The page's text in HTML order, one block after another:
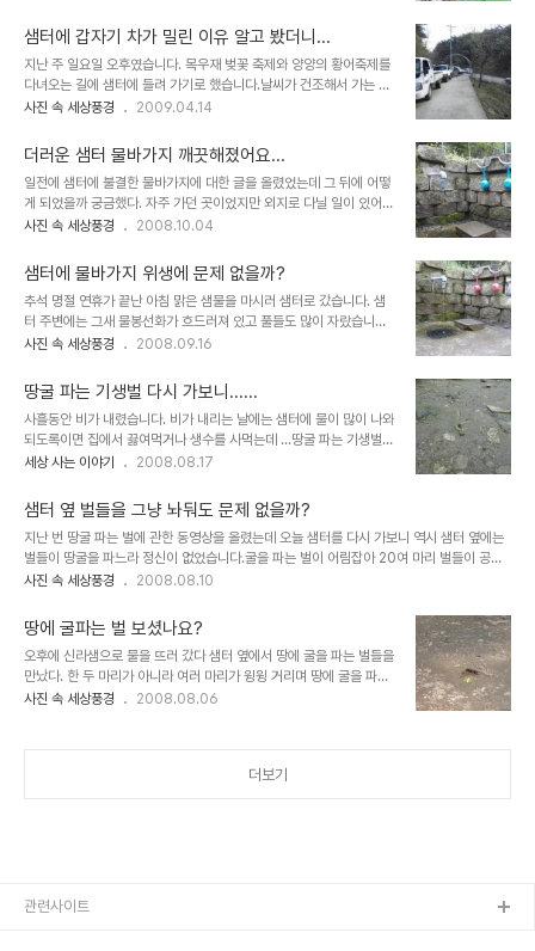
니 할머니가 들기름을 꺼..
길고 상체가 커서 늘 다리에 무리를 느끼곤 합니다. 그래서 무리하게
운동을 하지는 않지만 지속적으로 걸으려고 노력을 하고 있습니다. 오
늘은 곧 장마가 올 것이라는 소식에 아침 일찍 샘터로 물을 뜨러 갔습
니다. 비가 많이 내리면 아무래도 샘물을 마시기 두렵습니다. 빗물이
섞여서 그런지 양도 많아지고 특유의 물맛도 느끼기 힘들기 때문입니
많았습니다. 이곳 신라샘은 다른 ..
샘터에 갑자기 차가 밀린 이유 알고 봤더니...
지난 주 일요일 오후였습니다. 목우재 벚꽃 축제와 양양의 황어축제를
다녀오는 길에 샘터에 들려 가기로 했습니다.날씨가 건조해서 가는 곳
마다 산불 감시원이 진을 치고 있었고 또 재난 구조대원들은 일요일에
오는 숲길은 울창한 송림 때문에 삼림욕을 즐기기에 안성맞춤인 곳인
데 이곳을 지나는 차량들이 담배꽁초를 버릴까 미리 물을 뿌리고 있었
습니다. 지난번 미시령 산불도 운전자의 담배불 때문에 발화가 되었다
니 정말 조심해야 겠습니다. 소나무 숲길을 돌아 내려오는 길목에는 속
초 팔경중에 하나인 청대산 가는 길이 있고 그곳에 신라샘이 있습니다.
전해지는 이곳은 많은 시민들이 애용하는 음용..
사진 속 세상풍경 2009.04.14
더러운 샘터 물바가지 깨끗해졌어요...
일전에 샘터에 불결한 물바가지에 대한 글을 올렸었는데 그 뒤에 어떻
게 되었을까 궁금했다. 자주 가던 곳이었지만 외지로 다닐 일이 있어
근3주동안 가보지 못했던 샘터에는 오늘도 차량이 많고 가을이라 등
에는 정말 좋은 날씨였다. 차를 세우고 샘터로 향하는데 물을 받는 사
람들이 많았다. 이곳에 삼림욕장을 만든다는 소식에 앞으로 더 많은 사
람들로 부터 사랑받는 쉼터가 되겠구나 생각했는데 오늘도 산행을 하
는 사람들이 무척 많았다. 아랫쪽 샘물가는 늘 사람들로 붐비는 곳이
다. 내가 즐겨가는 곳은 윗쪽 샘물인데 개인적인 차이겠지만 내게는 윗
가지는 깨지고 불결해서 물을 떠먹기가 꺼렸었는..
사진 속 세상풍경 2008.10.04
샘터에 물바가지 위생에 문제 없을까?
추석 명절 연휴가 끝난 아침 맑은 샘물을 마시러 샘터로 갔습니다. 샘
터 주변에는 그새 물봉선화가 흐드러져 있고 풀들도 많이 자랐습니다.
또 날이 선선해서 그런지 부쩍 등산을 하는 사람들이 많아졌습니다. 아
절인가 봅니다. 한참을 기다려서 물을 받기 시작했는데 물을 받는 동안
에도 산행을 마치고 내려오는 사람들이 연신 물을 마시느라 물을 뜨기
불편할 정도였습니다. 이곳은 청대산 등산로의 맨 윗쪽에 있는 샘터로
개인적으로 이곳 물맛이 가장 좋은 것 같아 꼭 이곳에서 물을 떠가는데
사람들이 물을 마시고 간 후 다시 물을 받다 옆에 있는 물바가지를 바
이곳에서 물을 마시고 가는데 그 사..
사진 속 세상풍경 2008.09.16
땅굴 파는 기생벌 다시 가보니......
사흘동안 비가 내렸습니다. 비가 내리는 날에는 샘터에 물이 많이 나와
되도록이면 집에서 끓여먹거나 생수를 사먹는데 ...땅굴 파는 기생벌은
비가 온 후에는 무엇을 할까 궁금해졌습니다. 샘터에는 늘 많은 사람들
다. 대부분 사람들은 벌에 관심을 갖지 않는데 늘 카메라를 들고 기생
벌을 관찰하는 나 때문에 많은 사람들이 관심을 갖기 시작했습니다. 처
음 보았을 때 내가 무서워 했던 것처럼 다른 사람들도 벌을 보고는 기
겁을 합니다. 오늘은 그동안 비가 내려 그런지 기생벌이 묻어놓은 구멍
들이 물에 씻긴 흔적이 보입니다. 그래도 지난번 촬영했던 기생벌은 오
러마리의 먹이를 묻는다는 것이고..
세상 사는 이야기 2008.08.17
샘터 옆 벌들을 그냥 놔둬도 문제 없을까?
지난 번 땅굴 파는 벌에 관한 동영상을 올렸는데 오늘 샘터를 다시 가보니 역시 샘터 옆에는
벌들이 땅굴을 파느라 정신이 없었습니다.굴을 파는 벌이 어림잡아 20여 마리 벌들이 공중
에서 윙윙거릴 때는 겁이 더럭나더군요. 한 노인은 말벌이라면 무덤을 파고 살기도 한다며
벌을 무서워하는 저로서는 무섭기 그지 없습니다. 그나 저나 수많은 등산객들과 샘물을 뜨러
오는 사람들에게 위협이 되지 않을까 걱정이 됩니다. 저 벌이 독침을 갖고 있는 벌인지 아니
면 괜찮은 벌인지 알 수가 없습니다. 지난 번에 어느 분이 기생벌이라 일러 주셨는데 ... 사람
을 쏘는 벌인지 아니면 독침을 가졌는지 알수가 없어서......... 첫번째 동영상에..
사진 속 세상풍경 2008.08.10
땅에 굴파는 벌 보셨나요?
오후에 신라샘으로 물을 뜨러 갔다 샘터 옆에서 땅에 굴을 파는 벌들을
만났다. 한 두 마리가 아니라 여러 마리가 윙윙 거리며 땅에 굴을 파고
있다. 깜짝 놀라 멈춰서서 지켜보고 있는데 갑자기 벌 한 마리가 제 몸
서 1m 정도 밖에 되지 않는 땅에 언제 이렇게 굴을 팠을까? 마치 개미
사진 속 세상풍경 2008.08.06
더보기
관련사이트